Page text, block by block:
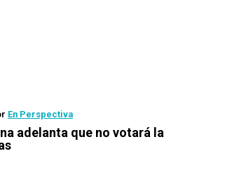
En Perspectiva
adelanta que no votará la